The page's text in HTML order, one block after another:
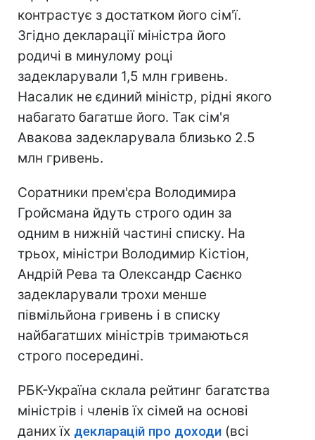
контрастує з достатком його сім'ї.
Згідно декларації міністра його
родичі в минулому році
задекларували 1,5 млн гривень.
Насалик не єдиний міністр, рідні якого
набагато багатше його. Так сім'я
Авакова задекларувала близько 2.5
млн гривень.
Соратники прем'єра Володимира
Гройсмана йдуть строго один за
одним в нижній частині списку. На
трьох, міністри Володимир Кістіон,
Андрій Рева та Олександр Саєнко
задекларували трохи менше
півмільйона гривень і в списку
найбагатших міністрів тримаються
строго посередині.
РБК-Україна склала рейтинг багатства
міністрів і членів їх сімей на основі
даних їх декларацій про доходи (всі